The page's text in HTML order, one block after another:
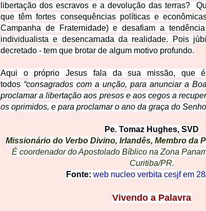
libertação dos escravos e a devolução das terras?
que têm fortes consequências políticas e
Campanha de Fraternidade) e desafiam a
individualista e desencarnada da realidade.
Pois
decretado - tem que brotar de algum motivo profundo.
Aqui o próprio Jesus fala da sua missão,
todos “consagrados com a unção, para anunciar a
proclamar a libertação aos presos e aos cegos a
os oprimidos, e para proclamar o ano da graça do
Pe. Tomaz Hughes, SVD
Missionário do Verbo Divino, Irlandês, Membro da
É coordenador do Apostolado Bíblico na Zona
Curitiba/PR.
Fonte: web nucleo verbita cesjf em
Vivendo a Palavra